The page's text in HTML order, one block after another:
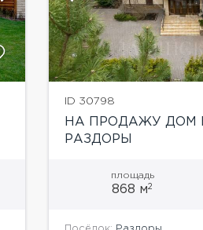
ID 30798
НА ПРОДАЖУ ДОМ
РАЗДОРЫ
площадь
868 м2